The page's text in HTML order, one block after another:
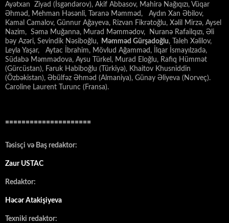
Ayətxan Ziyad (İsgəndərov), Akif Abbasov, Mahirə Nağıqızı, Vüqar
Əhməd, Mehman Həsənli, Təranə Məmməd, Aydın Xan Əbilov,
Kamal Camalov, Günnur Ağayeva, Rizvan Fikrətoğlu, Xəlil Mirzə, Aysel
Nazim, Səma Muğanna, Murad Məmmədov, Nuranə Rafailqızı, Əli
bəy Azəri, Sevindik Nəsiboğlu, Məmməd Gürşadoğlu, Taleh Xəlilov,
Leyla Yaşar, Aytac İbrahim, Mövlud Ağamməd, İlqar İsmayılzadə,
Südabə Məmmədova, Aysu Türkel, Murad Eloğlu, Rafiq Hümmət
(Gürcüstan), Faruk Habiboğlu (Türkiyə), Khaitov Khusniddin
(Özbəkistan), Əbülfəz Əhməd (Almaniya), Günay Əliyeva (Norveç).
Caroline Laurent Turunc (Fransa).
=====================
Təsisçi və Baş redaktor:
Zaur USTAC
Redaktor:
Həcər Atakişiyeva
Texniki redaktor: